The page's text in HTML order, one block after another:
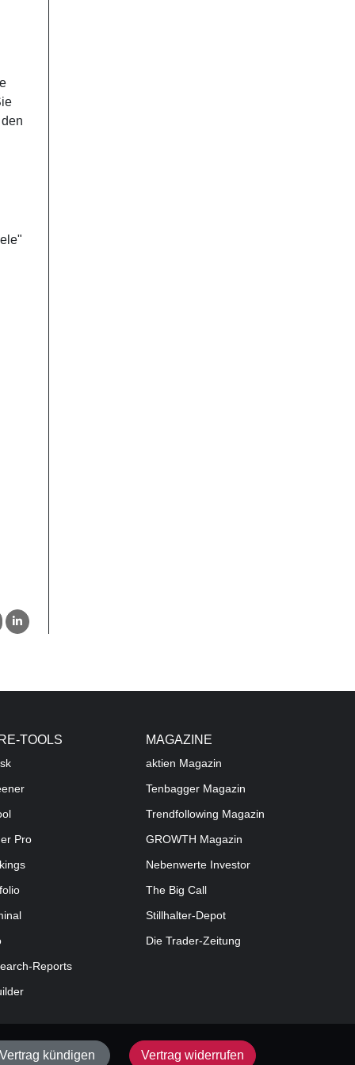
TOOLS
Pro
Reports
MAGAZINE
aktien Magazin
Tenbagger Magazin
Trendfollowing Magazin
GROWTH Magazin
Nebenwerte Investor
The Big Call
Stillhalter-Depot
Die Trader-Zeitung
Vertrag kündigen Vertrag widerrufen